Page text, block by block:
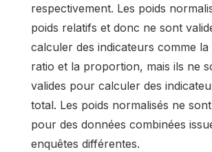
respectivement. Les poids
poids relatifs et donc ne sont
calculer des indicateurs comme
ratio et la proportion, mais ils ne
valides pour calculer des
total. Les poids normalisés ne
pour des données combinées
enquêtes différentes.